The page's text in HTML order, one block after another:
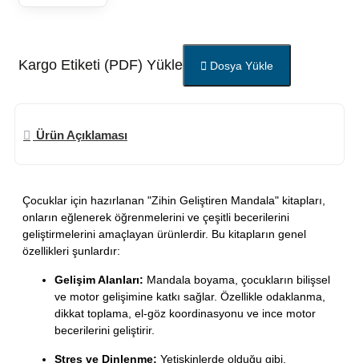
Kargo Etiketi (PDF) Yükle Dosya Yükle
Ürün Açıklaması
Çocuklar için hazırlanan "Zihin Geliştiren Mandala" kitapları,
onların eğlenerek öğrenmelerini ve çeşitli becerilerini
geliştirmelerini amaçlayan ürünlerdir. Bu kitapların genel
özellikleri şunlardır:
Gelişim Alanları: Mandala boyama, çocukların bilişsel
ve motor gelişimine katkı sağlar. Özellikle odaklanma,
dikkat toplama, el-göz koordinasyonu ve ince motor
becerilerini geliştirir.
Stres ve Dinlenme: Yetişkinlerde olduğu gibi,